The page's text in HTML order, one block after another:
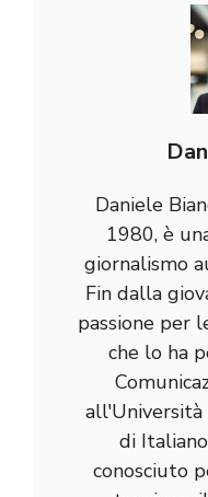
Daniele
1980, è
giornalismo
Fin dalla
passione per
che lo ha
all'Università
di
conosciuto